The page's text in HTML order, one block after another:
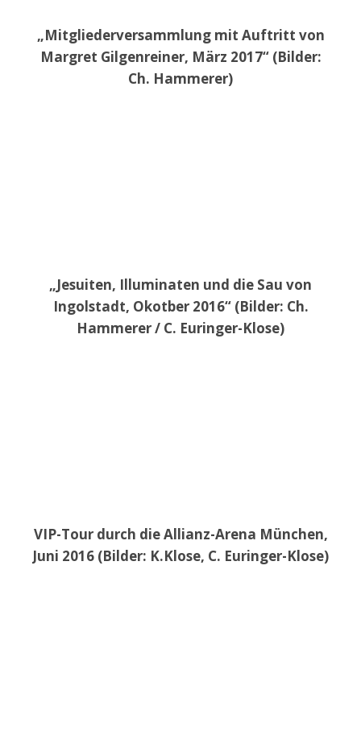
„Mitgliederversammlung mit Auftritt von
Margret Gilgenreiner, März 2017“ (Bilder:
Ch. Hammerer)
„Jesuiten, Illuminaten und die Sau von
Ingolstadt, Okotber 2016“ (Bilder: Ch.
Hammerer / C. Euringer-Klose)
VIP-Tour durch die Allianz-Arena München,
Juni 2016 (Bilder: K.Klose, C. Euringer-Klose)